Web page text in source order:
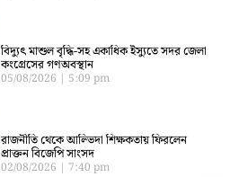
বিদ্যুৎ মাশুল বৃদ্ধি-সহ একাধিক ইস্যুতে সদর জেলা
কংগ্রেসের গণঅবস্থান
05/08/2026 5:09 pm
রাজনীতি থেকে আল্ভিদা শিক্ষকতায় ফিরলেন
প্রাক্তন বিজেপি সাংসদ
02/08/2026 7:40 pm